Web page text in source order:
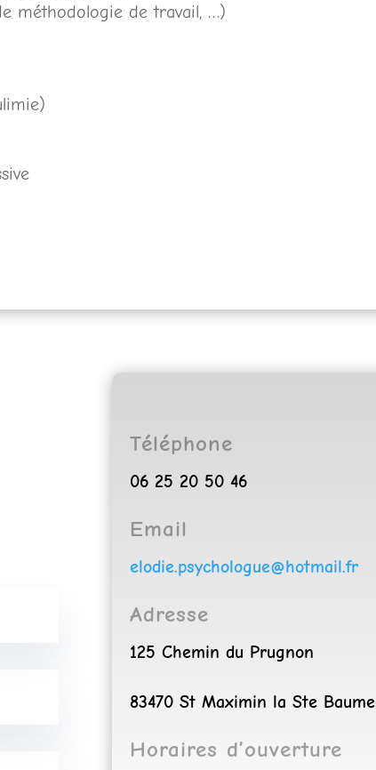
méthodologie de travail, …)
Téléphone
06 25 20 50 46
Email
elodie.psychologue@hotmail.fr
Adresse
125 Chemin du Prugnon
83470 St Maximin la Ste Baume
Horaires d’ouverture